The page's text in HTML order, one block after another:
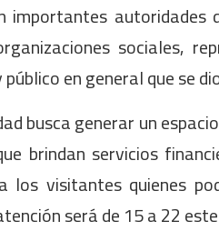
importantes
sociales,
en general que se
busca generar un
brindan servicios
los visitantes quienes
será de 15 a 22